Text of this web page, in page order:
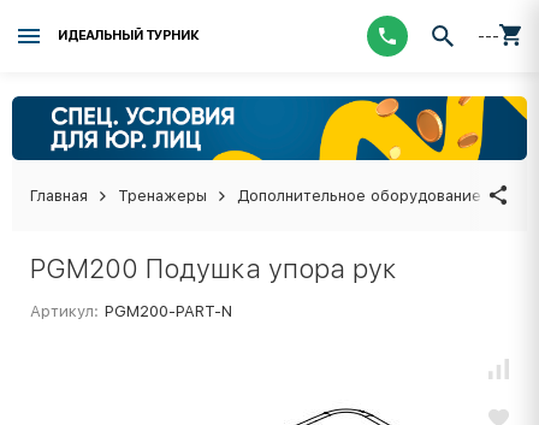
ИДЕАЛЬНЫЙ ТУРНИК ---
Главная Тренажеры Дополнительное оборудование
PGM200 Подушка упора рук
Артикул: PGM200-PART-N